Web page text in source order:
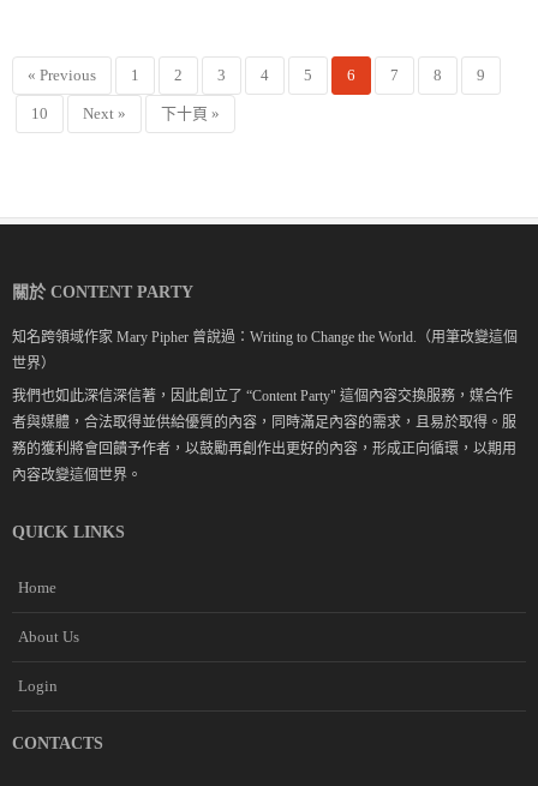
« Previous 1 2 3 4 5 6 7 8 9
10 Next » 下十頁 »
關於 CONTENT PARTY
知名跨領域作家 Mary Pipher 曾說過：Writing to Change the World.（用筆改變這個
世界）
我們也如此深信深信著，因此創立了 “Content Party" 這個內容交換服務，媒合作
者與媒體，合法取得並供給優質的內容，同時滿足內容的需求，且易於取得。服
務的獲利將會回饋予作者，以鼓勵再創作出更好的內容，形成正向循環，以期用
內容改變這個世界。
QUICK LINKS
Home
About Us
Login
CONTACTS